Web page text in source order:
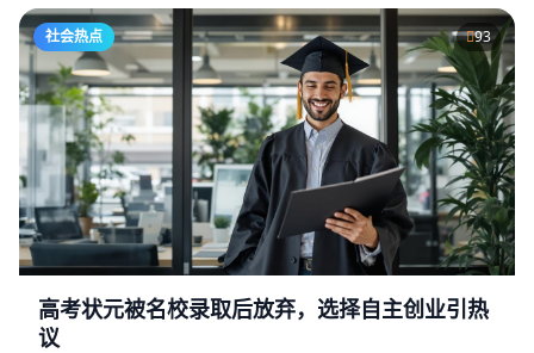
社会热点 93
高考状元被名校录取后放弃，选择自主创业引热
议